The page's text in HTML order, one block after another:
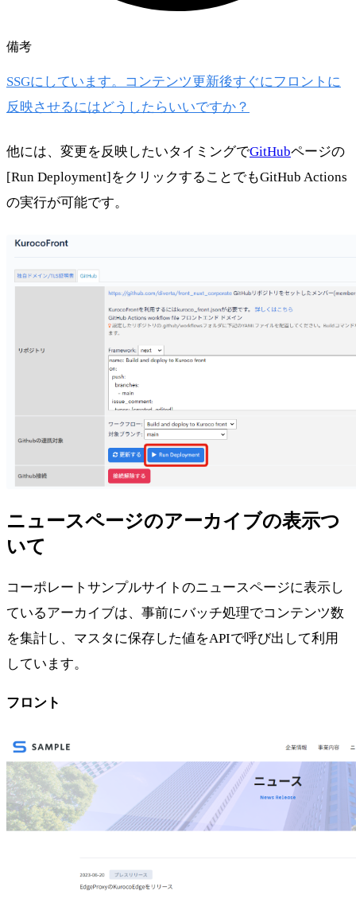
備考
SSGにしています。コンテンツ更新後すぐにフロントに
反映させるにはどうしたらいいですか？
他には、変更を反映したいタイミングでGitHubページの
[Run Deployment]をクリックすることでもGitHub Actions
の実行が可能です。
ニュースページのアーカイブの表示つ
いて
コーポレートサンプルサイトのニュースページに表示し
ているアーカイブは、事前にバッチ処理でコンテンツ数
を集計し、マスタに保存した値をAPIで呼び出して利用
しています。
フロント